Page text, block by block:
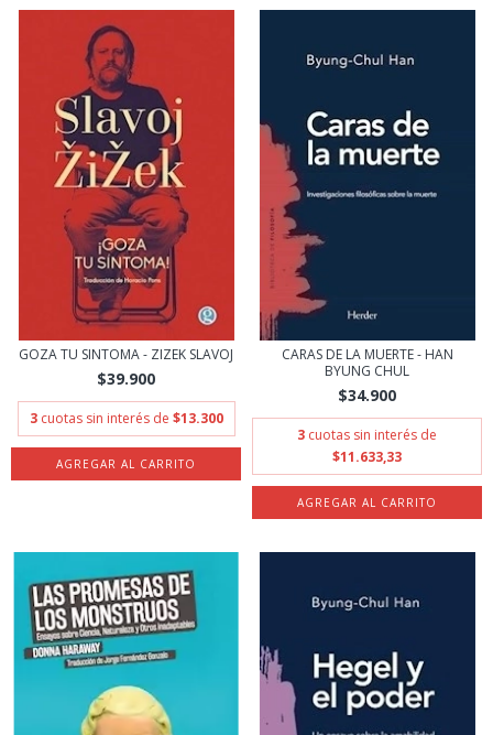
GOZA TU SINTOMA - ZIZEK SLAVOJ
$39.900
3 cuotas sin interés de $13.300
CARAS DE LA MUERTE - HAN
BYUNG CHUL
$34.900
3 cuotas sin interés de
$11.633,33